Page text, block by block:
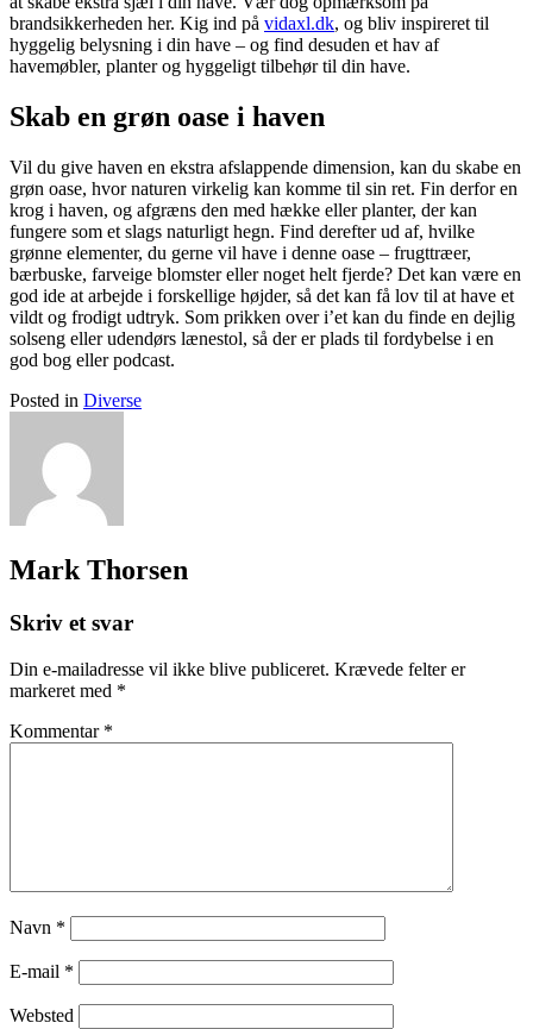
brandsikkerheden her. Kig ind på vidaxl.dk, og bliv inspireret til
hyggelig belysning i din have – og find desuden et hav af
havemøbler, planter og hyggeligt tilbehør til din have.
Skab en grøn oase i haven
Vil du give haven en ekstra afslappende dimension, kan du skabe en
grøn oase, hvor naturen virkelig kan komme til sin ret. Fin derfor en
krog i haven, og afgræns den med hække eller planter, der kan
fungere som et slags naturligt hegn. Find derefter ud af, hvilke
grønne elementer, du gerne vil have i denne oase – frugttræer,
bærbuske, farveige blomster eller noget helt fjerde? Det kan være en
god ide at arbejde i forskellige højder, så det kan få lov til at have et
vildt og frodigt udtryk. Som prikken over i’et kan du finde en dejlig
solseng eller udendørs lænestol, så der er plads til fordybelse i en
god bog eller podcast.
Posted in Diverse
Mark Thorsen
Skriv et svar
Din e-mailadresse vil ikke blive publiceret. Krævede felter er
markeret med *
Kommentar *
Navn *
E-mail *
Websted